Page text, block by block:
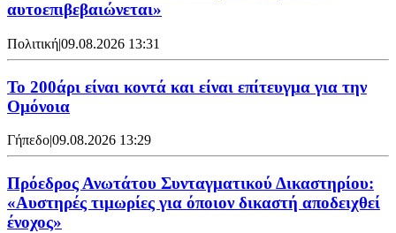
αυτοεπιβεβαιώνεται»
Πολιτική|09.08.2026 13:31
Το 200άρι είναι κοντά και είναι επίτευγμα για την
Ομόνοια
Γήπεδο|09.08.2026 13:29
Πρόεδρος Ανωτάτου Συνταγματικού Δικαστηρίου:
«Αυστηρές τιμωρίες για όποιον δικαστή αποδειχθεί
ένοχος»